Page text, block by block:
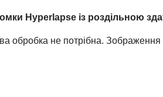
Hyperlapse із роздільною
обробка не потрібна.